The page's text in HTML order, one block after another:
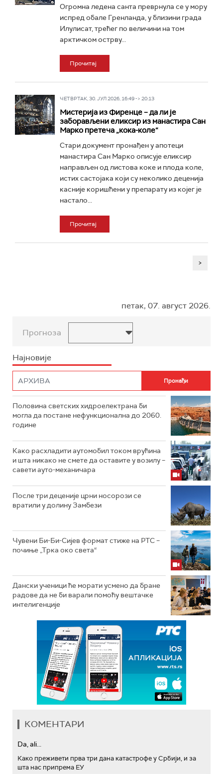
Огромна ледена санта преврнула се у мору
испред обале Гренланда, у близини града
Илулисат, трећег по величини на том
арктичком острву...
Прочитај
ЧЕТВРТАК, 30. ЈУЛ 2026, 16:49 -> 20:13
Мистерија из Фиренце – да ли је
заборављени еликсир из манастира Сан
Марко претеча „кока-коле“
Стари документ пронађен у апотеци
манастира Сан Марко описује еликсир
направљен од листова коке и плода коле,
истих састојака који су неколико деценија
касније коришћени у препарату из којег је
настало...
Прочитај
>
петак, 07. август 2026.
Прогноза
Најновије
Половина светских хидроелектрана би
могла да постане нефункционална до 2060.
године
Како расхладити аутомобил током врућина
и шта никако не смете да оставите у возилу –
савети ауто-механичара
После три деценије црни носорози се
вратили у долину Замбези
Чувени Би-Би-Сијев формат стиже на РТС –
почиње „Трка око света“
Дански ученици ће морати усмено да бране
радове да не би варали помоћу вештачке
интелигенције
КОМЕНТАРИ
Da, ali...
Како преживети прва три дана катастрофе у Србији, и за
шта нас припрема ЕУ